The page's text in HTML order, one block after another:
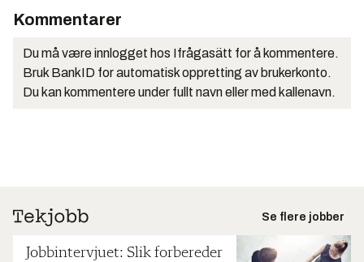
Kommentarer
Du må være innlogget hos Ifrågasätt for å kommentere.
Bruk BankID for automatisk oppretting av brukerkonto.
Du kan kommentere under fullt navn eller med kallenavn.
Se flere jobber
Jobbintervjuet: Slik forbereder